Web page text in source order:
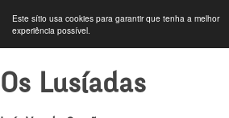
Este sítio usa cookies para garantir que tenha a melhor
experiência possível.
Os Lusíadas